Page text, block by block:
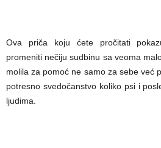
Ova priča koju ćete pročitati
promeniti nečiju sudbinu sa veoma
molila za pomoć ne samo za sebe već
potresno svedočanstvo koliko psi i
ljudima.